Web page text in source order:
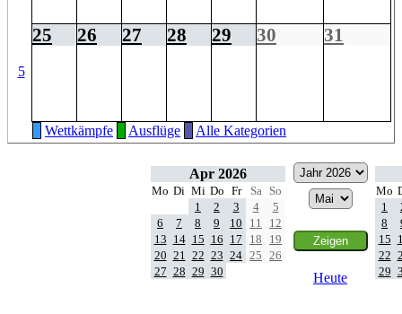
5
25 26 27 28 29 30 31
Wettkämpfe Ausflüge Alle Kategorien
Apr 2026
Mo Di Mi Do Fr Sa
So
1
2 3 4
5
6
7 8 9 10 11
12
13 14 15 16 17 18
19
20 21 22 23 24 25
26
27 28 29 30 Heute
Mo
1
8
15
22
29